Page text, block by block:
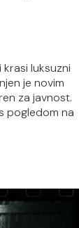
luksuzni
je novim
za javnost.
pogledom na